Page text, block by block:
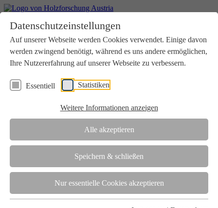
Datenschutzeinstellungen
Auf unserer Webseite werden Cookies verwendet. Einige davon
werden zwingend benötigt, während es uns andere ermöglichen,
Ihre Nutzererfahrung auf unserer Webseite zu verbessern.
Essentiell Statistiken
Weitere Informationen anzeigen
Alle akzeptieren
Speichern & schließen
Nur essentielle Cookies akzeptieren
Aktuelles
Downloads
Kontakt
Login
Verein
Wir unterstützen die Interessen der Holzbranche in enger
Zusammenarbeit mit Wissenschaft und Wirtschaft.
Die Holzforschung Austria ist akkreditierte Prüf-, Inspektions- und
Team
Unsere gesamte Kompetenz ist in unseren Mitarbeiter:innen
gebündelt